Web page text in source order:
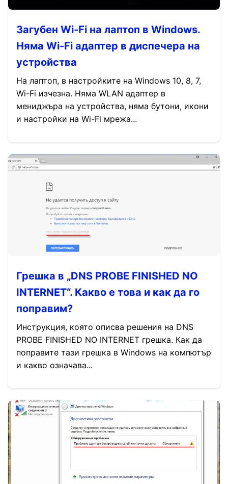
Загубен Wi-Fi на лаптоп в Windows.
Няма Wi-Fi адаптер в диспечера на
устройства
На лаптоп, в настройките на Windows 10, 8, 7,
Wi-Fi изчезна. Няма WLAN адаптер в
мениджъра на устройства, няма бутони, икони
и настройки на Wi-Fi мрежа...
Грешка в „DNS PROBE FINISHED NO
INTERNET“. Какво е това и как да го
поправим?
Инструкция, която описва решения на DNS
PROBE FINISHED NO INTERNET грешка. Как да
поправите тази грешка в Windows на компютър
и какво означава...